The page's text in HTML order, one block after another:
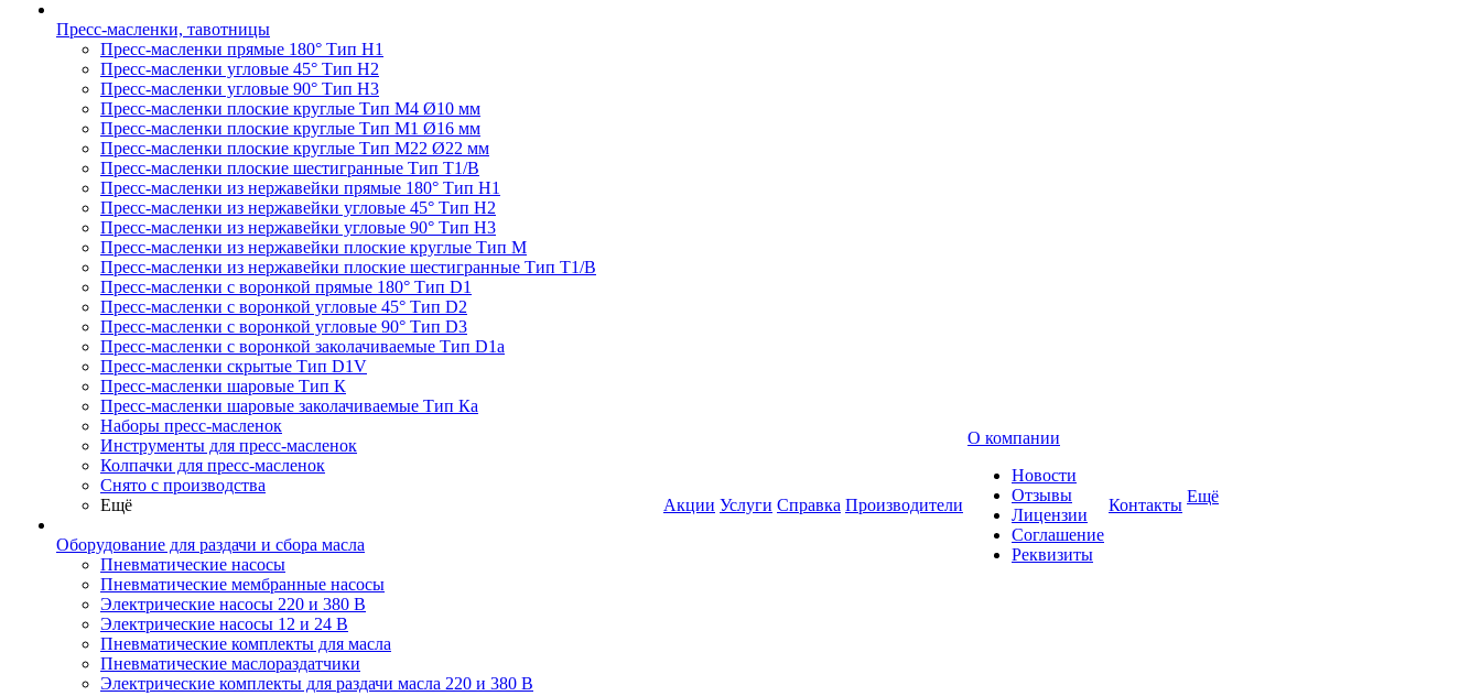
Пресс-масленки, тавотницы
Пресс-масленки прямые 180° Тип H1
Пресс-масленки угловые 45° Тип H2
Пресс-масленки угловые 90° Тип H3
Пресс-масленки плоские круглые Тип M4 Ø10 мм
Пресс-масленки плоские круглые Тип M1 Ø16 мм
Пресс-масленки плоские круглые Тип M22 Ø22 мм
Пресс-масленки плоские шестигранные Тип T1/B
Пресс-масленки из нержавейки прямые 180° Тип H1
Пресс-масленки из нержавейки угловые 45° Тип H2
Пресс-масленки из нержавейки угловые 90° Тип H3
Пресс-масленки из нержавейки плоские круглые Тип M
Пресс-масленки из нержавейки плоские шестигранные Тип T1/B
Пресс-масленки с воронкой прямые 180° Тип D1
Пресс-масленки с воронкой угловые 45° Тип D2
Пресс-масленки с воронкой угловые 90° Тип D3
Пресс-масленки с воронкой заколачиваемые Тип D1a
Пресс-масленки скрытые Тип D1V
Пресс-масленки шаровые Тип К
Пресс-масленки шаровые заколачиваемые Тип Кa
Наборы пресс-масленок
Инструменты для пресс-масленок
Колпачки для пресс-масленок
Снято с производства
Ещё
Оборудование для раздачи и сбора масла
Пневматические насосы
Пневматические мембранные насосы
Электрические насосы 220 и 380 В
Электрические насосы 12 и 24 В
Пневматические комплекты для масла
Пневматические маслораздатчики
Электрические комплекты для раздачи масла 220 и 380 В
Акции Услуги Справка Производители
О компании
Новости
Отзывы
Лицензии
Соглашение
Реквизиты
Контакты Ещё